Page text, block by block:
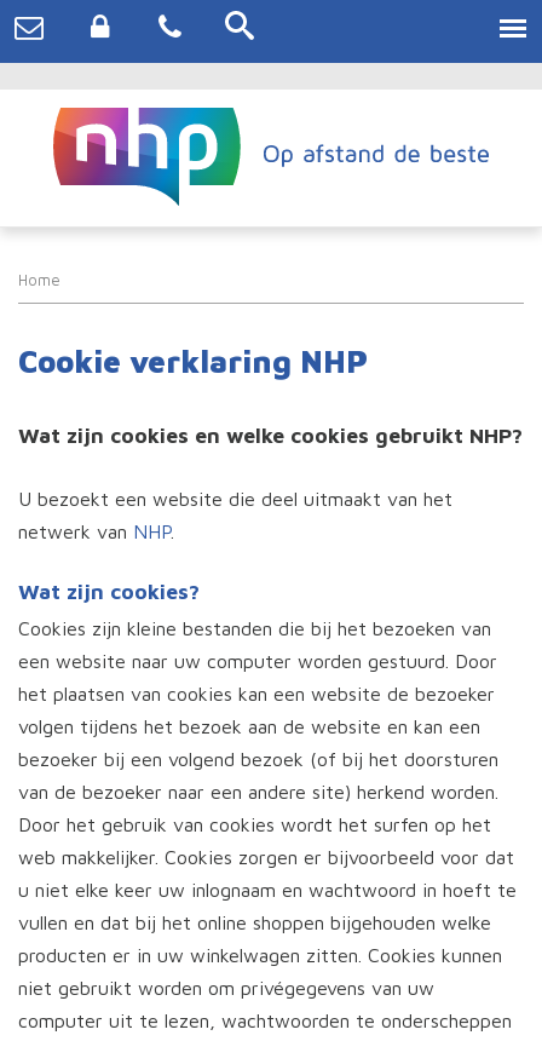
Home
Cookie verklaring NHP
Wat zijn cookies en welke cookies gebruikt NHP?
U bezoekt een website die deel uitmaakt van het
netwerk van NHP.
Wat zijn cookies?
Cookies zijn kleine bestanden die bij het bezoeken van
een website naar uw computer worden gestuurd. Door
het plaatsen van cookies kan een website de bezoeker
volgen tijdens het bezoek aan de website en kan een
bezoeker bij een volgend bezoek (of bij het doorsturen
van de bezoeker naar een andere site) herkend worden.
Door het gebruik van cookies wordt het surfen op het
web makkelijker. Cookies zorgen er bijvoorbeeld voor dat
u niet elke keer uw inlognaam en wachtwoord in hoeft te
vullen en dat bij het online shoppen bijgehouden welke
producten er in uw winkelwagen zitten. Cookies kunnen
niet gebruikt worden om privégegevens van uw
computer uit te lezen, wachtwoorden te onderscheppen